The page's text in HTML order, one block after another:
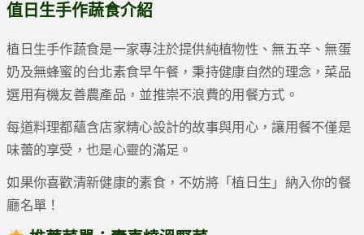
值日生手作蔬食介紹
植日生手作蔬食是一家專注於提供純植物性、無五辛、無蛋
奶及無蜂蜜的台北素食早午餐，秉持健康自然的理念，菜品
選用有機友善農產品，並推崇不浪費的用餐方式。
每道料理都蘊含店家精心設計的故事與用心，讓用餐不僅是
味蕾的享受，也是心靈的滿足。
如果你喜歡清新健康的素食，不妨將「植日生」納入你的餐
廳名單！